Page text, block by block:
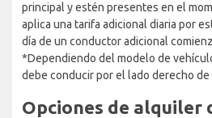
principal y estén presentes en el
aplica una tarifa adicional diaria por
día de un conductor adicional
*Dependiendo del modelo de
debe conducir por el lado derecho de
Opciones de alquiler